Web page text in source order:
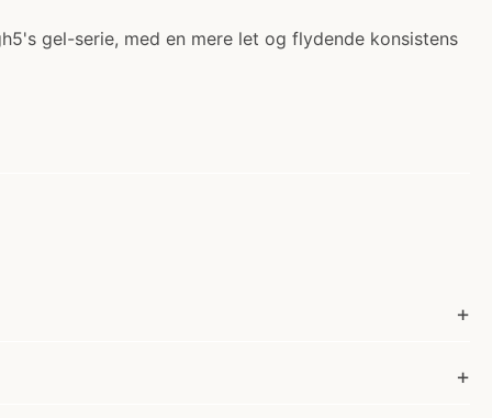
gel-serie, med en mere let og flydende konsistens